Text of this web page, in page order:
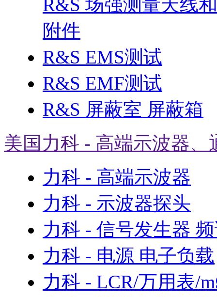
R&S 场强测量天线
附件
R&S EMS测试
R&S EMF测试
R&S 屏蔽室 屏蔽箱
美国力科 - 高端示波器、
力科 - 高端示波器
力科 - 示波器探头
力科 - 信号发生器
力科 - 电源 电子负载
力科 - LCR/万用表/